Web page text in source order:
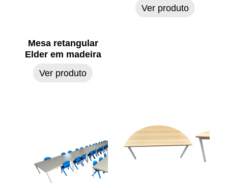
Mesa retangular
Elder em madeira
Ver produto
Ver produto